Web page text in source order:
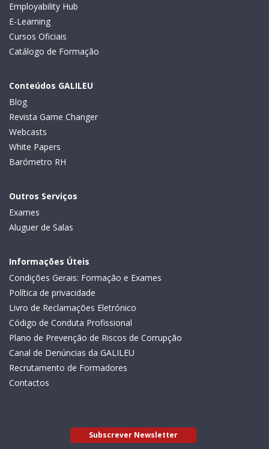
Employability Hub
E-Learning
Cursos Oficiais
Catálogo de Formação
Conteúdos GALILEU
Blog
Revista Game Changer
Webcasts
White Papers
Barómetro RH
Outros Serviços
Exames
Aluguer de Salas
Informações Úteis
Condições Gerais: Formação e Exames
Política de privacidade
Livro de Reclamações Eletrónico
Código de Conduta Profissional
Plano de Prevenção de Riscos de Corrupção
Canal de Denúncias da GALILEU
Recrutamento de Formadores
Contactos
Subscrever Newsletter